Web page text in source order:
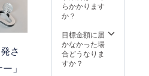
さ
」
らかかります
か？
目標金額に届
かなかった場
合どうなりま
すか？